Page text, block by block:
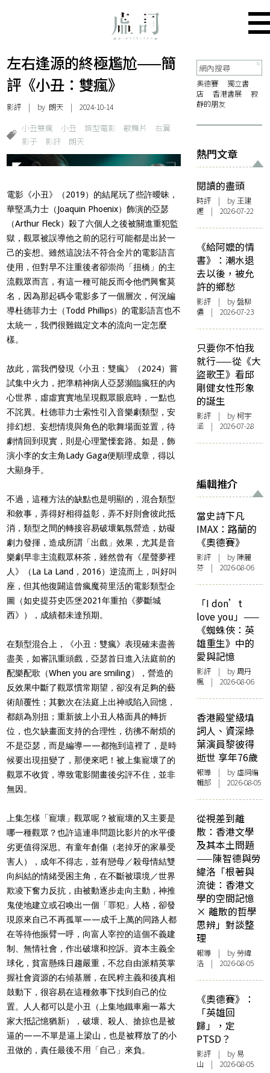
左右逢源的終極尷尬——簡
評《小丑：雙瘋》
影評 | by 朗天 | 2024-10-14
小丑雙瘋 小丑 類型電影 歌舞片
右翼
影子
影評 朗天
電影《小丑》（2019）的結尾玩了些許曖昧，
華堅馮力士（Joaquin Phoenix）飾演的亞瑟
（Arthur Fleck）殺了六個人之後被關進重犯監
獄，觀眾被誤導他之前的惡行可能都是出於一
己的妄想。雖然這說法不符合全片的電影語言
使用，但對早不注重後者卻崇尚「扭橋」的主
流觀眾而言，有這一種可能反而令他們興奮莫
名，因為那起碼令電影多了一個層次，何況編
導杜德菲力士（Todd Phillips）的電影語言也不
太統一，我們很難鐵定文本的流向一定怎麼
樣。
故此，當我們發現《小丑：雙瘋》（2024）嘗
試集中火力，把準精神病人亞瑟瀕臨瘋狂的內
心世界，虛虛實實地呈現觀眾眼底時，一點也
不詫異。杜德菲力士索性引入音樂劇類型，安
排幻想、妄想情境與角色的歌舞場面並置，待
劇情回到現實，則是心理驚慄套路。如是，飾
演小李的女主角Lady Gaga便順理成章，得以
大顯身手。
不過，這種方法的缺點也是明顯的，混合類型
和敘事，弄得好相得益彰，弄不好則會彼此抵
消，類型之間的轉接容易破壞氣氛營造，妨礙
劇力發揮，造成所謂「出戲」效果，尤其是音
樂劇早非主流觀眾杯茶，雖然曾有《星聲夢裡
人》（La La Land，2016）逆流而上，叫好叫
座，但其他復闢這曾瘋魔荷里活的電影類型企
圖（如史提芬史匹堡2021年重拍《夢斷城
西》），成績都未達預期。
在類型混合上，《小丑：雙瘋》表現確未盡善
盡美，如審訊重頭戲，亞瑟首日進入法庭前的
配樂配歌（When you are smiling），營造的
反效果中斷了觀眾慣常期望，卻沒有足夠的藝
術顛覆性；其數次在法庭上出神或陷入回憶，
都頗為別扭；重新披上小丑人格面具的轉折
位，也欠缺畫面支持的合理性，彷彿不耐煩的
不是亞瑟，而是編導——都拖到這裡了，是時
候要出現扭變了，那便來吧！被上集寵壞了的
觀眾不收貨，導致電影開畫後劣評不住，並非
無因。
上集怎樣「寵壞」觀眾呢？被寵壞的又主要是
哪一種觀眾？也許這連串問題比影片的水平優
劣更值得深思。有童年創傷（老掉牙的家暴受
害人），成年不得志，並有戀母／殺母情結雙
向糾結的情緒受困主角，在不斷被環境／世界
欺凌下奮力反抗，由被動逐步走向主動，神推
鬼使地建立或召喚出一個「罪犯」人格，卻發
現原來自己不再孤單——成千上萬的同路人都
在等待他振臂一呼，向富人宰控的這個不義建
制、無情社會，作出破壞和控訴。資本主義全
球化，貧富懸殊日趨嚴重，不忿自由派精英掌
握社會資源的右傾基層，在民粹主義和後真相
鼓動下，很容易在這種敘事下找到自己的位
置。人人都可以是小丑（上集地鐵車廂一幕大
家大抵記憶猶新），破壞、殺人、搶掠也是被
逼的——不單是逼上梁山，也是被釋放了的小
丑做的，責任最後不用「自己」來負。
奧德賽
獨立書
店
香港書展
寂
靜的朋友
熱門文章
閱讀的盡頭
時評 | by 王建
鏗 | 2026-07-22
《給阿嬤的情
書》：潮水退
去以後，被允
許的鄉愁
影評 | by 盤柳
儂 | 2026-07-23
只要你不怕我
就行——從《大
盜歌王》看邱
剛健女性形象
的誕生
影評 | by 柯宇
涵 | 2026-07-28
編輯推介
當史詩下凡
IMAX：路蘭的
《奧德賽》
影評 | by 陳麗
芬 | 2026-08-06
「I don’t
love you」——
《蜘蛛俠：英
雄重生》中的
愛與記憶
影評 | by周丹
楓 | 2026-08-06
香港殿堂級填
詞人、資深綠
葉演員黎彼得
逝世 享年76歲
報導 | by 虛詞編
輯部 | 2026-08-05
從視差到離
散：香港文學
及其本土問題
——陳智德與勞
緯洛「根著與
流徙：香港文
學的空間記憶
× 離散的哲學
思辨」對談整
理
報導 | by 勞緯
洛 | 2026-08-05
《奧德賽》：
「英雄回
歸」，定
PTSD？
影評 | by 易
山 | 2026-08-05